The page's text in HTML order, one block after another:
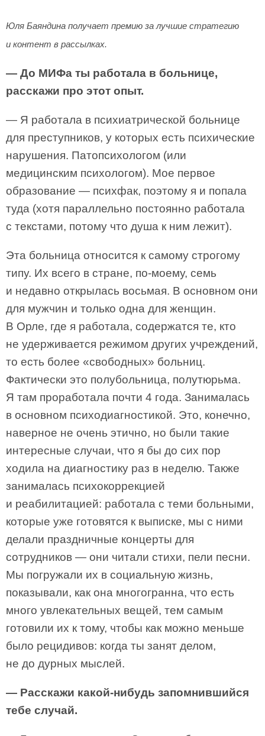
Юля Баяндина получает премию за лучшие стратегию
и контент в рассылках.
— До МИФа ты работала в больнице,
расскажи про этот опыт.
— Я работала в психиатрической больнице
для преступников, у которых есть психические
нарушения. Патопсихологом (или
медицинским психологом). Мое первое
образование — психфак, поэтому я и попала
туда (хотя параллельно постоянно работала
с текстами, потому что душа к ним лежит).
Эта больница относится к самому строгому
типу. Их всего в стране, по-моему, семь
и недавно открылась восьмая. В основном они
для мужчин и только одна для женщин.
В Орле, где я работала, содержатся те, кто
не удерживается режимом других учреждений,
то есть более «свободных» больниц.
Фактически это полубольница, полутюрьма.
Я там проработала почти 4 года. Занималась
в основном психодиагностикой. Это, конечно,
наверное не очень этично, но были такие
интересные случаи, что я бы до сих пор
ходила на диагностику раз в неделю. Также
занималась психокоррекцией
и реабилитацией: работала с теми больными,
которые уже готовятся к выписке, мы с ними
делали праздничные концерты для
сотрудников — они читали стихи, пели песни.
Мы погружали их в социальную жизнь,
показывали, как она многогранна, что есть
много увлекательных вещей, тем самым
готовили их к тому, чтобы как можно меньше
было рецидивов: когда ты занят делом,
не до дурных мыслей.
— Расскажи какой-нибудь запомнившийся
тебе случай.